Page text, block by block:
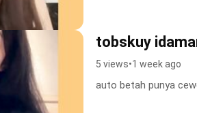
tobskuy
5 views•1 week ago
auto betah punya